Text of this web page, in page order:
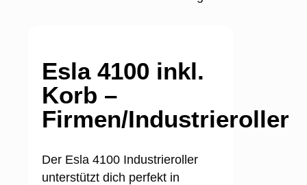
Esla 4100 inkl.
Korb –
Firmen/Industrieroller
Der Esla 4100 Industrieroller
unterstützt dich perfekt in